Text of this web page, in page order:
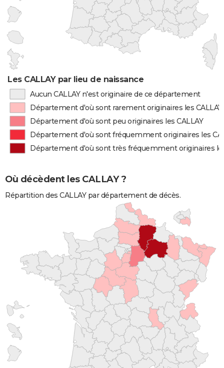
Les CALLAY par lieu de naissance
Aucun CALLAY n'est originaire de ce département
Département d'où sont rarement originaires les CALLAY
Département d'où sont peu originaires les CALLAY
Département d'où sont fréquemment originaires les
Département d'où sont très fréquemment originaires
Où décèdent les CALLAY ?
Répartition des CALLAY par département de décès.